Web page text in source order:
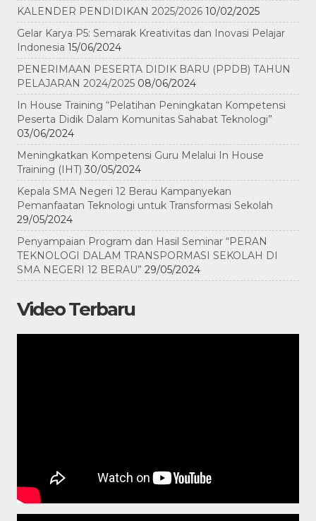
KALENDER PENDIDIKAN 2025/2026 10/02/2025
Gelar Karya P5: Semarak Kreativitas dan Inovasi Pelajar
Indonesia 15/06/2024
PENERIMAAN PESERTA DIDIK BARU (PPDB) TAHUN
PELAJARAN 2024/2025 08/06/2024
In House Training “Pelatihan Peningkatan Kompetensi
Peserta Didik Dalam Komunitas Sahabat Teknologi”
03/06/2024
Meningkatkan Kompetensi Guru Melalui In House
Training (IHT) 30/05/2024
Kepala SMA Negeri 12 Berau Kampanyekan
Pemanfaatan Teknologi untuk Transformasi Sekolah
29/05/2024
Penyampaian Program dan Hasil Seminar “PERAN
TEKNOLOGI DALAM TRANSPORMASI SEKOLAH DI
SMA NEGERI 12 BERAU” 29/05/2024
Video Terbaru